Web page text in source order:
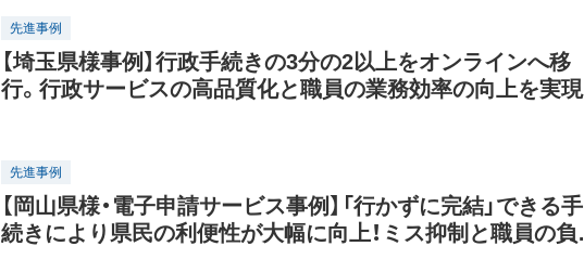
先進事例
【埼玉県様事例】行政手続きの3分の2以上をオンラインへ移
行。行政サービスの高品質化と職員の業務効率の向上を実現
先進事例
【岡山県様・電子申請サービス事例】「行かずに完結」できる手
続きにより県民の利便性が大幅に向上！ミス抑制と職員の負